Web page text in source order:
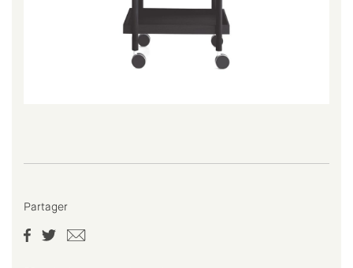
Partager